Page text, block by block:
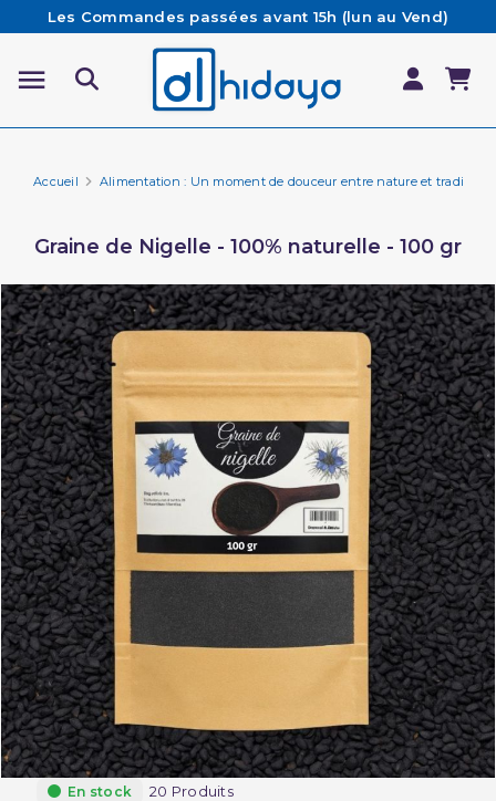
Les Commandes passées avant 15h (lun au Vend)
sont préparées et expédiées le jour même
Besoin d'aide ? Retrouvez notre FAQ
Livraison offerte à partir de 65€ d'achat*
Accueil Alimentation : Un moment de douceur entre nature et tradition
Graine de Nigelle - 100% naturelle - 100 gr
En stock 20 Produits